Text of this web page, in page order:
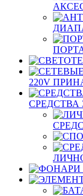
220V
СРЕДСТВА